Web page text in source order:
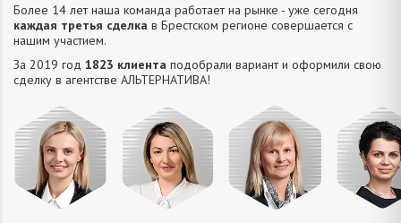
Более 14 лет наша команда работает на рынке - уже сегодня
каждая третья сделка в Брестском регионе совершается с
нашим участием.
За 2019 год 1823 клиента подобрали вариант и оформили свою
сделку в агентстве АЛЬТЕРНАТИВA!